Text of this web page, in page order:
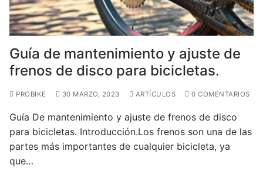
Guía de mantenimiento y ajuste de
frenos de disco para bicicletas.
PROBIKE 30 MARZO, 2023 ARTÍCULOS 0 COMENTARIOS
Guía De mantenimiento y ajuste de frenos de disco
para bicicletas. Introducción.Los frenos son una de las
partes más importantes de cualquier bicicleta, ya
que…